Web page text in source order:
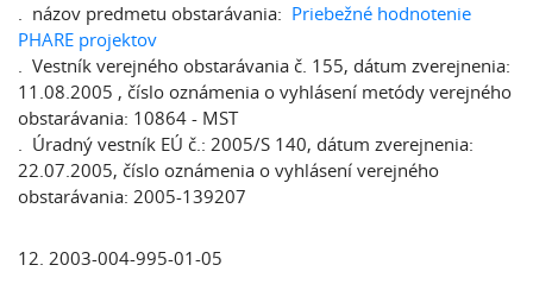
. názov predmetu obstarávania: Priebežné hodnotenie
PHARE projektov
. Vestník verejného obstarávania č. 155, dátum zverejnenia:
11.08.2005 , číslo oznámenia o vyhlásení metódy verejného
obstarávania: 10864 - MST
. Úradný vestník EÚ č.: 2005/S 140, dátum zverejnenia:
22.07.2005, číslo oznámenia o vyhlásení verejného
obstarávania: 2005-139207
12. 2003-004-995-01-05